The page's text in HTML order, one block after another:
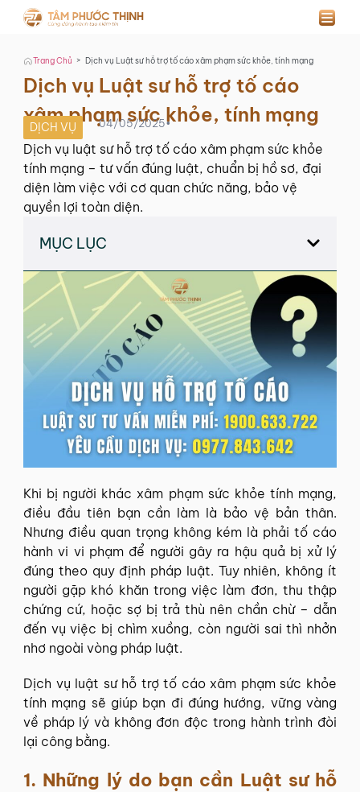
Trang Chủ > Dịch vụ Luật sư hỗ trợ tố cáo xâm phạm sức khỏe, tính mạng
Dịch vụ Luật sư hỗ trợ tố cáo
xâm phạm sức khỏe, tính mạng
DỊCH VỤ 04/05/2025•
Dịch vụ luật sư hỗ trợ tố cáo xâm phạm sức khỏe
tính mạng – tư vấn đúng luật, chuẩn bị hồ sơ, đại
diện làm việc với cơ quan chức năng, bảo vệ
quyền lợi toàn diện.
MỤC LỤC
Khi bị người khác xâm phạm sức khỏe tính mạng,
điều đầu tiên bạn cần làm là bảo vệ bản thân.
Nhưng điều quan trọng không kém là phải tố cáo
hành vi vi phạm để người gây ra hậu quả bị xử lý
đúng theo quy định pháp luật. Tuy nhiên, không ít
người gặp khó khăn trong việc làm đơn, thu thập
chứng cứ, hoặc sợ bị trả thù nên chần chừ – dẫn
đến vụ việc bị chìm xuồng, còn người sai thì nhởn
nhơ ngoài vòng pháp luật.
Dịch vụ luật sư hỗ trợ tố cáo xâm phạm sức khỏe
tính mạng sẽ giúp bạn đi đúng hướng, vững vàng
về pháp lý và không đơn độc trong hành trình đòi
lại công bằng.
1. Những lý do bạn cần Luật sư hỗ